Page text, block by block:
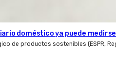
doméstico ya puede
de productos sostenibles (ESPR,